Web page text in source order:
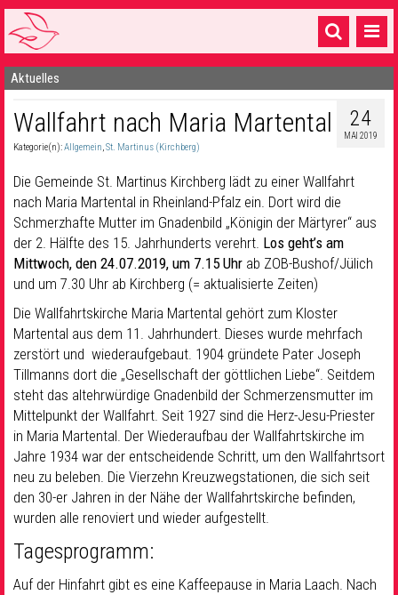
Startseite
1 Pfarrei
16 Gemeinden & mehr
Gottesdienste & Sinnsuche
Sakramente & Feste
Gemeinschaft & Soziales
Seelsorge & Kontakt
Aktuelles
24
MAI 2019
Wallfahrt nach Maria Martental
Kategorie(n):Allgemein,St. Martinus (Kirchberg)
Die Gemeinde St. Martinus Kirchberg lädt zu einer Wallfahrt
nach Maria Martental in Rheinland-Pfalz ein. Dort wird die
Schmerzhafte Mutter im Gnadenbild „Königin der Märtyrer“ aus
der 2. Hälfte des 15. Jahrhunderts verehrt. Los geht’s am
Mittwoch, den 24.07.2019, um 7.15 Uhr ab ZOB-Bushof/Jülich
und um 7.30 Uhr ab Kirchberg (= aktualisierte Zeiten)
Die Wallfahrtskirche Maria Martental gehört zum Kloster
Martental aus dem 11. Jahrhundert. Dieses wurde mehrfach
zerstört und wiederaufgebaut. 1904 gründete Pater Joseph
Tillmanns dort die „Gesellschaft der göttlichen Liebe“. Seitdem
steht das altehrwürdige Gnadenbild der Schmerzensmutter im
Mittelpunkt der Wallfahrt. Seit 1927 sind die Herz-Jesu-Priester
in Maria Martental. Der Wiederaufbau der Wallfahrtskirche im
Jahre 1934 war der entscheidende Schritt, um den Wallfahrtsort
neu zu beleben. Die Vierzehn Kreuzwegstationen, die sich seit
den 30-er Jahren in der Nähe der Wallfahrtskirche befinden,
wurden alle renoviert und wieder aufgestellt.
Tagesprogramm:
Auf der Hinfahrt gibt es eine Kaffeepause in Maria Laach. Nach